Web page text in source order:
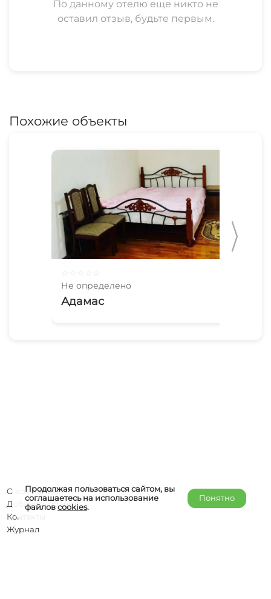
По данному отелю еще никто не
оставил отзыв, будьте первым.
Похожие объекты
Не определено
Адамас
Продолжая пользоваться сайтом, вы
соглашаетесь на использование
файловcookies.
Понятно
О компании
Добавить объект
Контакты
Журнал